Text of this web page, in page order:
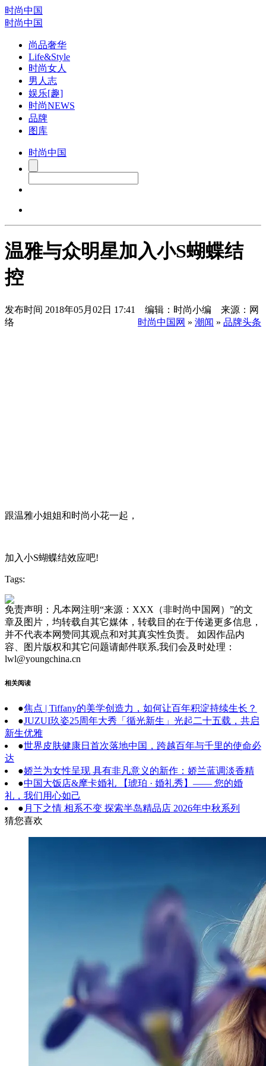
时尚中国
时尚中国
尚品奢华
Life&Style
时尚女人
男人志
娱乐[趣]
时尚NEWS
品牌
图库
时尚中国
温雅与众明星加入小S蝴蝶结
控
发布时间 2018年05月02日 17:41 编辑：时尚小编 来源：网
络
时尚中国网 » 潮闻 » 品牌头条
跟温雅小姐姐和时尚小花一起，
加入小S蝴蝶结效应吧!
Tags:
免责声明：凡本网注明“来源：XXX（非时尚中国网）”的文
章及图片，均转载自其它媒体，转载目的在于传递更多信息，
并不代表本网赞同其观点和对其真实性负责。 如因作品内
容、图片版权和其它问题请邮件联系,我们会及时处理：
lwl@youngchina.cn
相关阅读
●焦点 | Tiffany的美学创造力，如何让百年积淀持续生长？
●JUZUI玖姿25周年大秀「循光新生」光起二十五载，共启
新生优雅
●世界皮肤健康日首次落地中国，跨越百年与千里的使命必
达
●娇兰为女性呈现 具有非凡意义的新作：娇兰蓝调淡香精
●中国大饭店&摩卡婚礼 【琥珀 · 婚礼秀】—— 您的婚
礼，我们用心如己
● 月下之情 相系不变 探索半岛精品店 2026年中秋系列
猜您喜欢